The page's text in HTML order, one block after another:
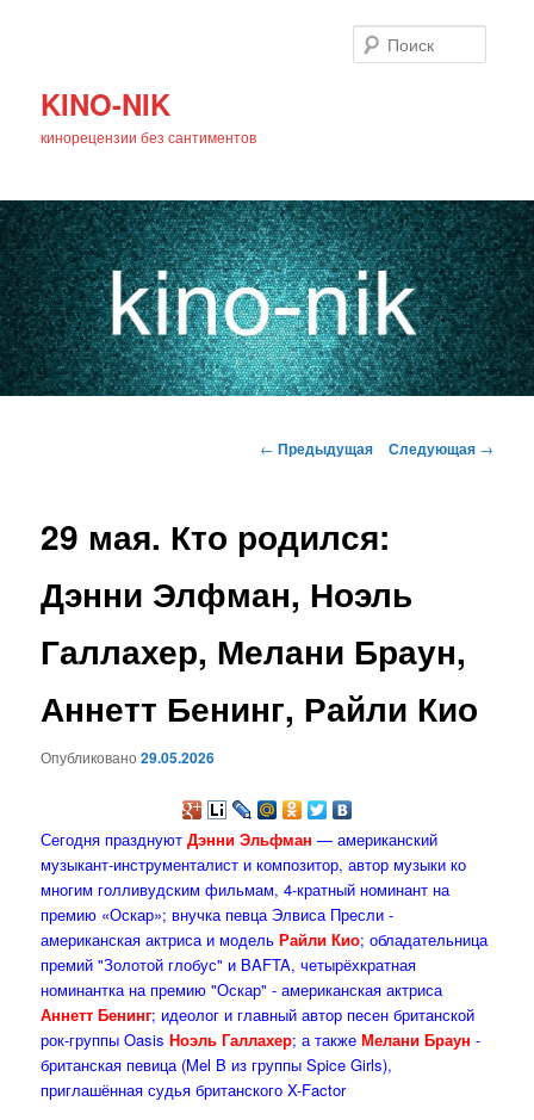
KINO-NIK
кинорецензии без сантиментов
основному
Навигация
← Предыдущая Следующая →
29 мая. Кто родился:
Дэнни Элфман, Ноэль
Галлахер, Мелани Браун,
Аннетт Бенинг, Райли Кио
Опубликовано29.05.2026
Сегодня празднуютДэнни Эльфман — американский
музыкант-инструменталист и композитор, автор музыки ко
многим голливудским фильмам, 4-кратный номинант на
премию «Оскар»; внучка певца Элвиса Пресли -
американская актриса и модель Райли Кио; обладательница
премий "Золотой глобус" и BAFTA, четырёхкратная
номинантка на премию "Оскар" - американская актриса
Аннетт Бенинг; идеолог и главный автор песен британской
рок-группы OasisНоэль Галлахер; а такжеМелани Браун -
британская певица (Mel B из группы Spice Girls),
приглашённая судья британского X-Factor